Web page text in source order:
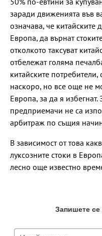
заради движенията във
означава, че китайските
Европа, да върнат
отколкото таксуват
отбележат голяма
китайските
наскоро, но все още не
Европа, за да я избегнат.
предприемачи не са
арбитраж по същия
В зависимост от това
луксозните стоки в
лесно още известно